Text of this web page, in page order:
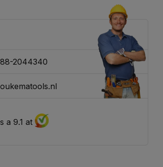
2044340
a 9.1 at